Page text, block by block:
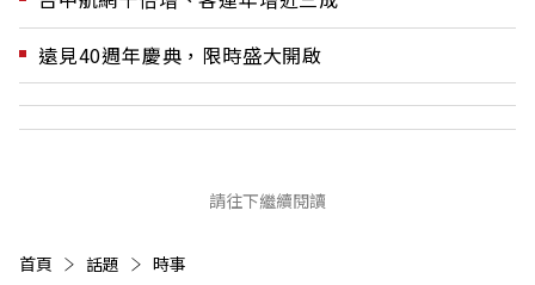
遠見40週年慶典，限時盛大開啟
請往下繼續閱讀
首頁 話題 時事